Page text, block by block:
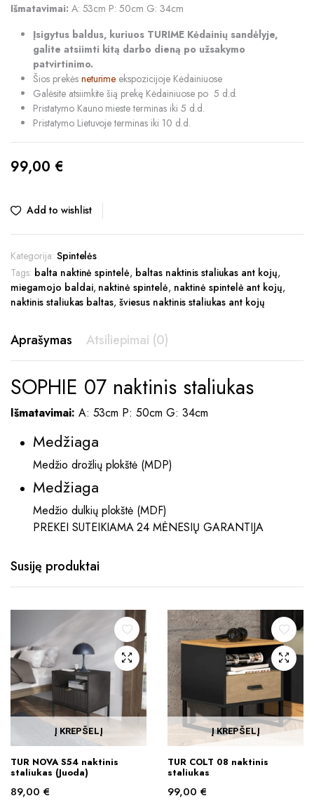
Išmatavimai: A: 53cm P: 50cm G: 34cm
Įsigytus baldus, kuriuos TURIME Kėdainių sandėlyje,
galite atsiimti kitą darbo dieną po užsakymo
patvirtinimo.
Šios prekės neturime ekspozicijoje Kėdainiuose
Galėsite atsiimkite šią prekę Kėdainiuose po 5 d.d.
Pristatymo Kauno mieste terminas iki 5 d.d.
Pristatymo Lietuvoje terminas iki 10 d.d.
99,00 €
Add to wishlist
Kategorija: Spintelės
Tags: balta naktinė spintelė, baltas naktinis staliukas ant kojų,
miegamojo baldai, naktinė spintelė, naktinė spintelė ant kojų,
naktinis staliukas baltas,šviesus naktinis staliukas ant kojų
Aprašymas Atsiliepimai (0)
SOPHIE 07 naktinis staliukas
Išmatavimai: A: 53cm P: 50cm G: 34cm
Medžiaga
Medžio drožlių plokštė (MDP)
Medžiaga
Medžio dulkių plokštė (MDF)
PREKEI SUTEIKIAMA 24 MĖNESIŲ GARANTIJA
Susiję produktai
Į KREPŠELĮ
TUR NOVA S54 naktinis
staliukas (Juoda)
89,00 €
Į KREPŠELĮ
TUR COLT 08 naktinis
staliukas
99,00 €